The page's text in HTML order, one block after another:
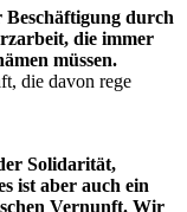
durch
die immer
müssen.
die davon rege
Solidarität,
ist aber auch ein
Vernunft. Wir